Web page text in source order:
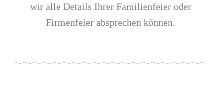
wir alle Details Ihrer Familienfeier oder
Firmenfeier absprechen können.